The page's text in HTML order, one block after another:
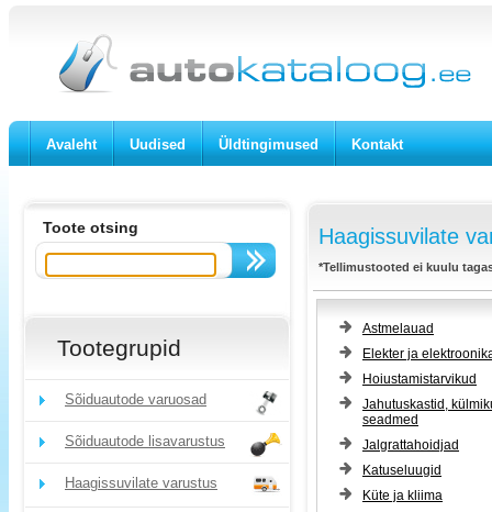
Avaleht Uudised Üldtingimused Kontakt
Toote otsing
Tootegrupid
Sõiduautode varuosad
Sõiduautode lisavarustus
Haagissuvilate varustus
Haagissuvilate
*Tellimustooted ei kuulu
Astmelauad
Elekter ja
Hoiustamistarvikud
Jahutuskastid,
seadmed
Jalgrattahoidjad
Katuseluugid
Küte ja kliima